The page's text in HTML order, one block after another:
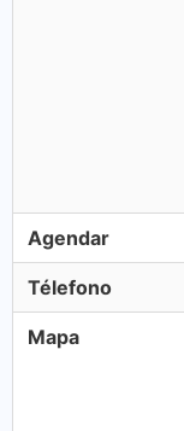
Agendar
Télefono
Mapa